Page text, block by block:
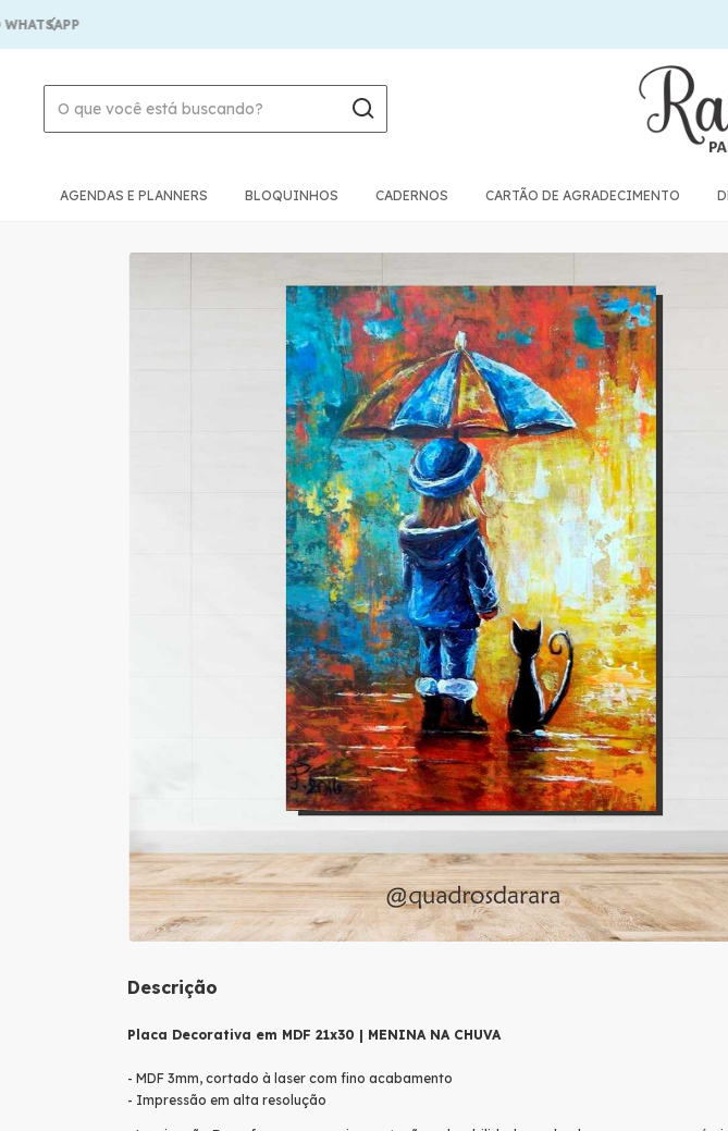
AGENDAS E PLANNERS BLOQUINHOS CADERNOS CARTÃO DE AGRADECIMENTO
Descrição
Placa Decorativa em MDF 21x30 | MENINA NA CHUVA
- MDF 3mm, cortado à laser com fino acabamento
- Impressão em alta resolução